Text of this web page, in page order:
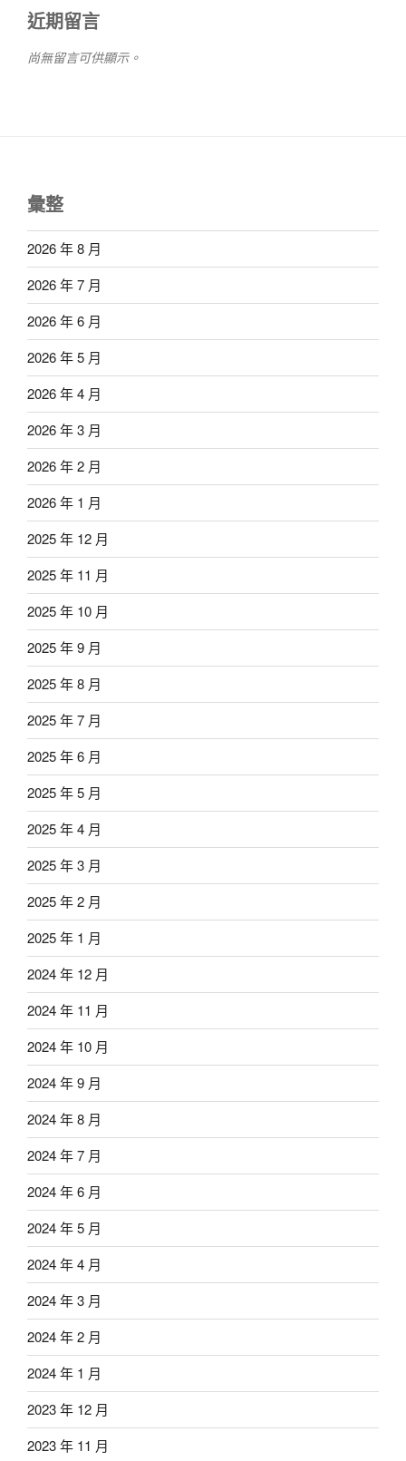
近期留言
尚無留言可供顯示。
彙整
2026 年 8 月
2026 年 7 月
2026 年 6 月
2026 年 5 月
2026 年 4 月
2026 年 3 月
2026 年 2 月
2026 年 1 月
2025 年 12 月
2025 年 11 月
2025 年 10 月
2025 年 9 月
2025 年 8 月
2025 年 7 月
2025 年 6 月
2025 年 5 月
2025 年 4 月
2025 年 3 月
2025 年 2 月
2025 年 1 月
2024 年 12 月
2024 年 11 月
2024 年 10 月
2024 年 9 月
2024 年 8 月
2024 年 7 月
2024 年 6 月
2024 年 5 月
2024 年 4 月
2024 年 3 月
2024 年 2 月
2024 年 1 月
2023 年 12 月
2023 年 11 月